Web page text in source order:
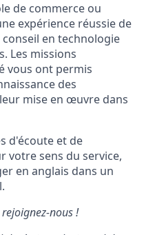
de commerce ou
expérience réussie de
en technologie
Les missions
vous ont permis
des
mise en œuvre dans
d'écoute et de
votre sens du service,
en anglais dans un
rejoignez-nous !